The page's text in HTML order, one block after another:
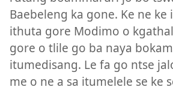
Baebeleng ka gone. Ke ne
ithuta gore Modimo o
gore o tlile go ba naya
itumedisang. Le fa go ntse
me o ne a sa itumelele se ke